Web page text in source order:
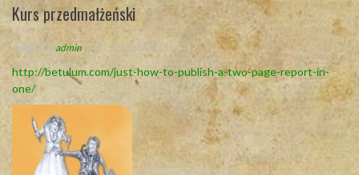
Kurs przedmałżeński
Posted Byadmin on 31 stycznia 2015
http://betulum.com/just-how-to-publish-a-two-page-report-in-
one/